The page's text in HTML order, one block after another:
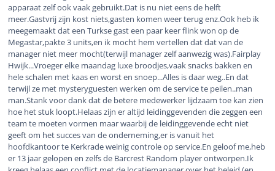
apparaat zelf ook vaak gebruikt.Dat is nu niet eens de helft
meer.Gastvrij zijn kost niets,gasten komen weer terug enz.Ook heb ik
meegemaakt dat een Turkse gast een paar keer flink won op de
Megastar,pakte 3 units,en ik mocht hem vertellen dat dat van de
manager niet meer mocht(terwijl manager zelf aanwezig was).Fairplay
Hwijk...Vroeger elke maandag luxe broodjes,vaak snacks bakken en
hele schalen met kaas en worst en snoep...Alles is daar weg..En dat
terwijl ze met mysteryguesten werken om de service te peilen..man
man.Stank voor dank dat de betere medewerker lijdzaam toe kan zien
hoe het stuk loopt.Helaas zijn er altijd leidinggevenden die zeggen een
team te moeten vormen maar waarbij de leidinggevende echt niet
geeft om het succes van de onderneming,er is vanuit het
hoofdkantoor te Kerkrade weinig controle op service.En geloof me,heb
er 13 jaar gelopen en zelfs de Barcrest Random player ontworpen.Ik